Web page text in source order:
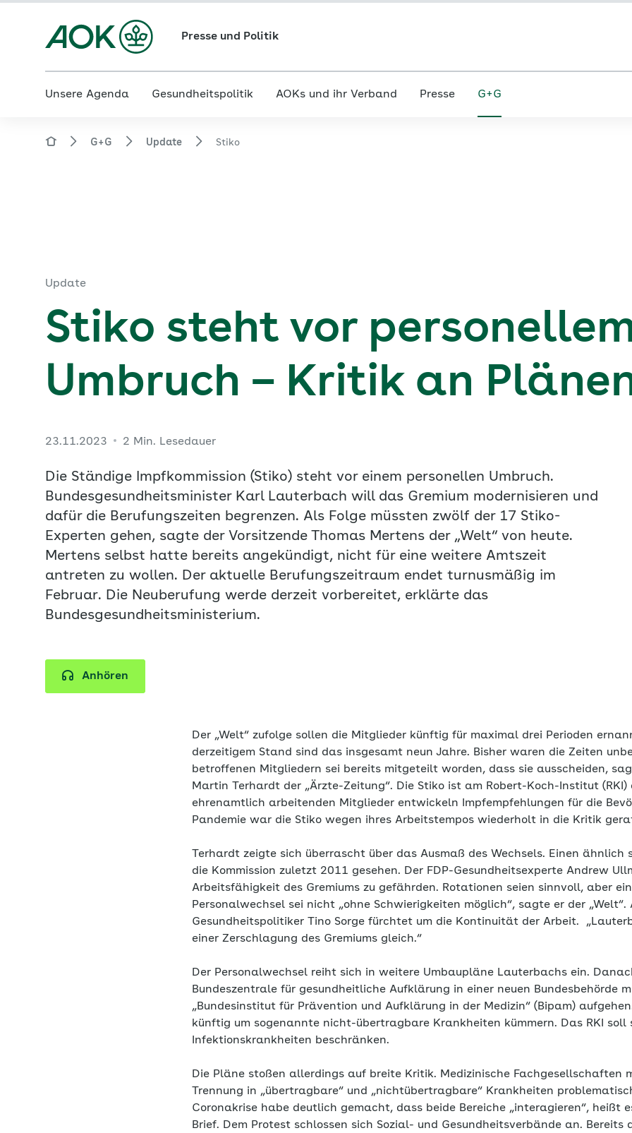
Presse und Politik
Unsere Agenda Gesundheitspolitik AOKs und ihr Verband Presse G+G
G+G Update Stiko
Update
Stiko steht vor
Umbruch – Kritik an
23.11.2023 2 Min. Lesedauer
Die Ständige Impfkommission (Stiko) steht vor einem personellen Umbruch.
Bundesgesundheitsminister Karl Lauterbach will das Gremium modernisieren und
dafür die Berufungszeiten begrenzen. Als Folge müssten zwölf der 17 Stiko-
Experten gehen, sagte der Vorsitzende Thomas Mertens der „Welt“ von heute.
Mertens selbst hatte bereits angekündigt, nicht für eine weitere Amtszeit
antreten zu wollen. Der aktuelle Berufungszeitraum endet turnusmäßig im
Februar. Die Neuberufung werde derzeit vorbereitet, erklärte das
Bundesgesundheitsministerium.
Anhören
Der „Welt“ zufolge sollen die Mitglieder künftig für maximal drei Perioden
derzeitigem Stand sind das insgesamt neun Jahre. Bisher waren die Zeiten
betroffenen Mitgliedern sei bereits mitgeteilt worden, dass sie ausscheiden,
Martin Terhardt der „Ärzte-Zeitung“. Die Stiko ist am Robert-Koch-Institut (RKI)
ehrenamtlich arbeitenden Mitglieder entwickeln Impfempfehlungen für die
Pandemie war die Stiko wegen ihres Arbeitstempos wiederholt in die Kritik
Terhardt zeigte sich überrascht über das Ausmaß des Wechsels. Einen ähnlich
die Kommission zuletzt 2011 gesehen. Der FDP-Gesundheitsexperte Andrew
Arbeitsfähigkeit des Gremiums zu gefährden. Rotationen seien sinnvoll, aber
Personalwechsel sei nicht „ohne Schwierigkeiten möglich“, sagte er der „Welt“.
Gesundheitspolitiker Tino Sorge fürchtet um die Kontinuität der Arbeit.
einer Zerschlagung des Gremiums gleich.“
Der Personalwechsel reiht sich in weitere Umbaupläne Lauterbachs ein.
Bundeszentrale für gesundheitliche Aufklärung in einer neuen Bundesbehörde
„Bundesinstitut für Prävention und Aufklärung in der Medizin“ (Bipam)
künftig um sogenannte nicht-übertragbare Krankheiten kümmern. Das RKI soll
Infektionskrankheiten beschränken.
Die Pläne stoßen allerdings auf breite Kritik. Medizinische Fachgesellschaften
Trennung in „übertragbare“ und „nichtübertragbare“ Krankheiten
Coronakrise habe deutlich gemacht, dass beide Bereiche „interagieren“, heißt
Brief. Dem Protest schlossen sich Sozial- und Gesundheitsverbände an. Bereits